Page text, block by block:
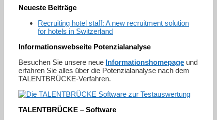
Neueste Beiträge
Recruiting hotel staff: A new recruitment solution
for hotels in Switzerland
Informationswebseite Potenzialanalyse
Besuchen Sie unsere neue Informationshomepage und
erfahren Sie alles über die Potenzialanalyse nach dem
TALENTBRÜCKE-Verfahren.
TALENTBRÜCKE – Software